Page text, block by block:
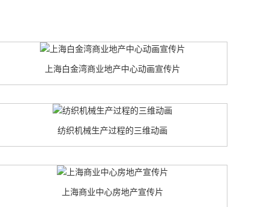
上海白金湾商业地产中心动画宣传片
纺织机械生产过程的三维动画
上海商业中心房地产宣传片